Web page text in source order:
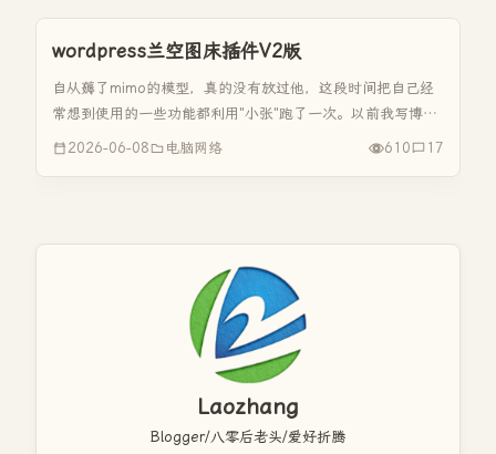
wordpress兰空图床插件V2版
自从薅了mimo的模型，真的没有放过他，这段时间把自己经
常想到使用的一些功能都利用"小张"跑了一次。以前我写博客
时，都是先把图片手动上传到兰空图床，然后再把图片链接复
2026-06-08 电脑网络 610 17
Laozhang
Blogger/八零后老头/爱好折腾